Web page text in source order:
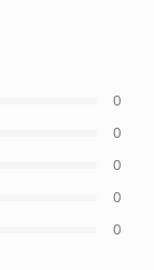
0
0
0
0
0